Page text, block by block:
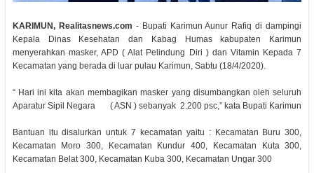
KARIMUN, Realitasnews.com - Bupati Karimun Aunur Rafiq di dampingi
Kepala Dinas Kesehatan dan Kabag Humas kabupaten Karimun
menyerahkan masker, APD ( Alat Pelindung Diri ) dan Vitamin Kepada 7
Kecamatan yang berada di luar pulau Karimun, Sabtu (18/4/2020).
“ Hari ini kita akan membagikan masker yang disumbangkan oleh seluruh
Aparatur Sipil Negara ( ASN ) sebanyak 2.200 psc,” kata Bupati Karimun
Bantuan itu disalurkan untuk 7 kecamatan yaitu : Kecamatan Buru 300,
Kecamatan Moro 300, Kecamatan Kundur 400, Kecamatan Kuta 300,
Kecamatan Belat 300, Kecamatan Kuba 300, Kecamatan Ungar 300